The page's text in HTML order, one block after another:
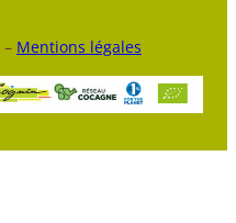
Mentions légales